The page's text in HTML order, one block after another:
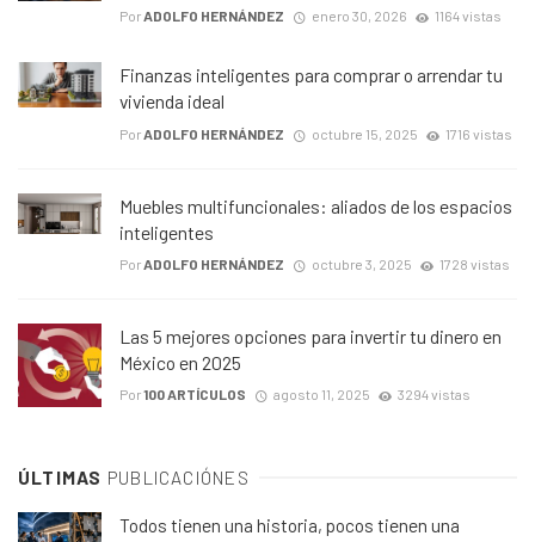
PorADOLFO HERNÁNDEZ enero 30, 2026 1164 vistas
Finanzas inteligentes para comprar o arrendar tu
vivienda ideal
Por ADOLFO HERNÁNDEZ octubre 15, 2025 1716 vistas
Muebles multifuncionales: aliados de los espacios
inteligentes
PorADOLFO HERNÁNDEZ octubre 3, 2025 1728 vistas
Las 5 mejores opciones para invertir tu dinero en
México en 2025
Por100 ARTÍCULOS agosto 11, 2025 3294 vistas
ÚLTIMAS PUBLICACIÓNES
Todos tienen una historia, pocos tienen una